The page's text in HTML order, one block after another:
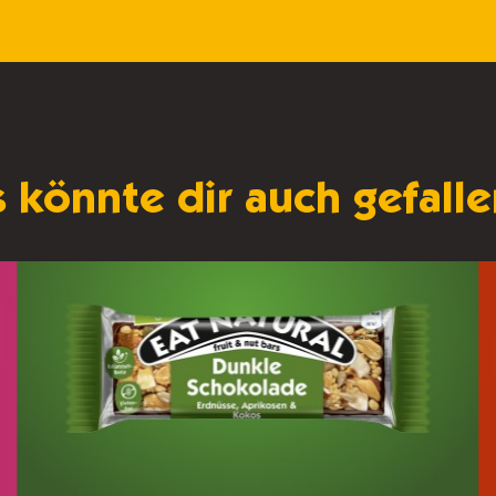
könnte dir auch